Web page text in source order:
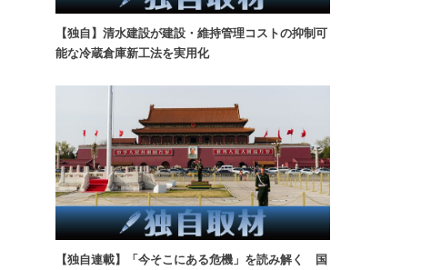
【独自】清水建設が建設・維持管理コストの抑制可
能な冷蔵倉庫新工法を実用化
【独自連載】「今そこにある危機」を読み解く 国